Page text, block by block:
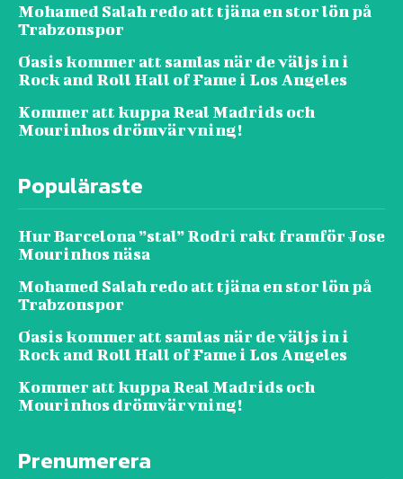
Mohamed Salah redo att tjäna en stor lön på
Trabzonspor
Oasis kommer att samlas när de väljs in i
Rock and Roll Hall of Fame i Los Angeles
Kommer att kuppa Real Madrids och
Mourinhos drömvärvning!
Populäraste
Hur Barcelona ”stal” Rodri rakt framför Jose
Mourinhos näsa
Mohamed Salah redo att tjäna en stor lön på
Trabzonspor
Oasis kommer att samlas när de väljs in i
Rock and Roll Hall of Fame i Los Angeles
Kommer att kuppa Real Madrids och
Mourinhos drömvärvning!
Prenumerera